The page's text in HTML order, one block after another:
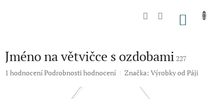
Jméno na větvičce s ozdobami 227
Průměrné
1 hodnoceníPodrobnosti hodnocení Značka: Výrobky od Páji